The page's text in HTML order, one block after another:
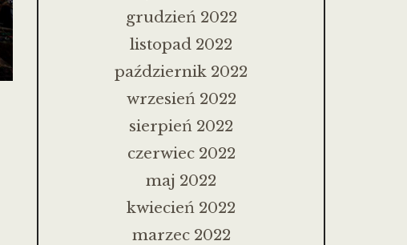
grudzień 2022
listopad 2022
październik 2022
wrzesień 2022
sierpień 2022
czerwiec 2022
maj 2022
kwiecień 2022
marzec 2022